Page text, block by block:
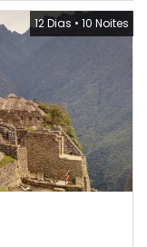
12 Dias • 10 Noites